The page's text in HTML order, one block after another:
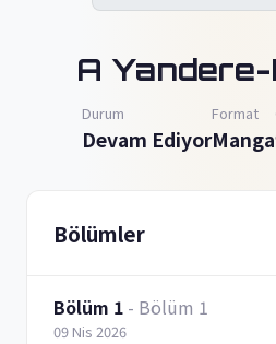
A
Durum
Devam Ediyor
Format
Manga
Bölümler
Bölüm 1 - Bölüm 1
09 Nis 2026